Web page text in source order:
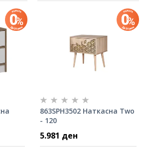
863SPH3502 Наткасна Two
- 120
5.981 ден